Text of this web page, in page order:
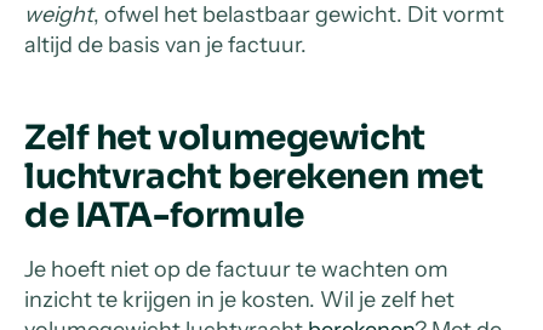
weight, ofwel het belastbaar gewicht. Dit vormt
altijd de basis van je factuur.
Zelf het volumegewicht
luchtvracht berekenen met
de IATA-formule
Je hoeft niet op de factuur te wachten om
inzicht te krijgen in je kosten. Wil je zelf het